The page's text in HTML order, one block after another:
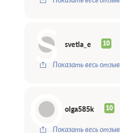
S svetla_e 10
Показать весь отзыв
O olga585k 10
Показать весь отзыв